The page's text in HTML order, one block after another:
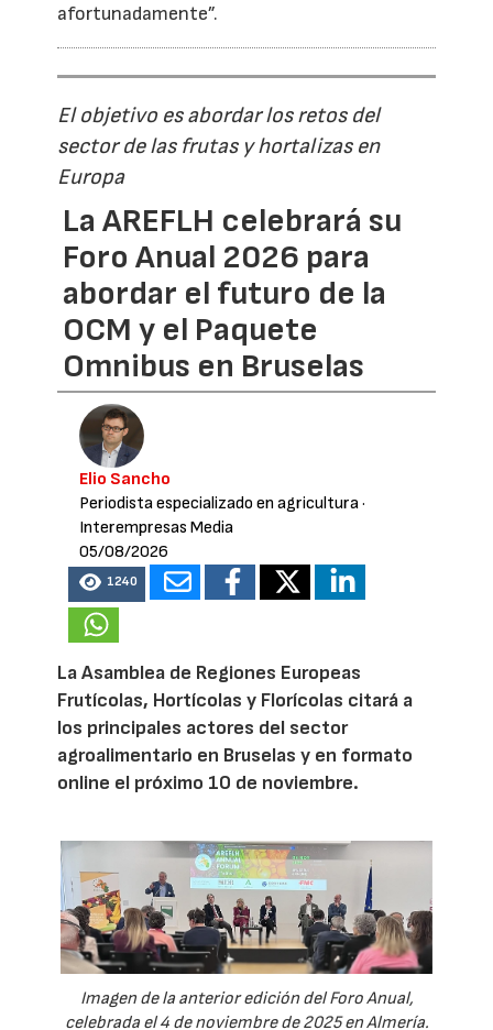
afortunadamente”.
El objetivo es abordar los retos del
sector de las frutas y hortalizas en
Europa
La AREFLH celebrará su
Foro Anual 2026 para
abordar el futuro de la
OCM y el Paquete
Omnibus en Bruselas
Elio Sancho
Periodista especializado en agricultura·
Interempresas Media
05/08/2026
1240
La Asamblea de Regiones Europeas
Frutícolas, Hortícolas y Florícolas citará a
los principales actores del sector
agroalimentario en Bruselas y en formato
online el próximo 10 de noviembre.
Imagen de la anterior edición del Foro Anual,
celebrada el 4 de noviembre de 2025 en Almería.